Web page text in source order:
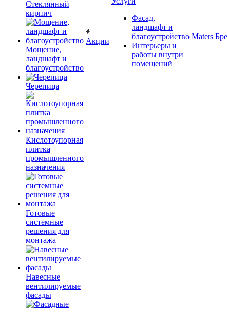
Cтеклянный
кирпич
Мощение,
ландшафт и
благоустройство
Черепица
Кислотоупорная
плитка
промышленного
назначения
Готовые
системные
решения для
монтажа
Навесные
вентилируемые
фасады
Акции
Фасад,
ландшафт и
благоустройство
Интерьеры и
работы внутри
помещений
Maters